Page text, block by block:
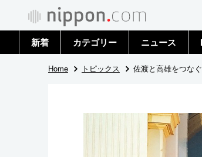
新着 カテゴリー
政治・外交
ニュース
トップ
Home トピックス 佐渡と高雄をつな